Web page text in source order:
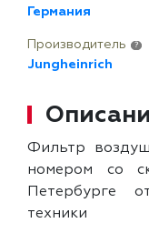
Германия
Производитель ?
Jungheinrich
Фильтр
номером со
Петербурге
техники